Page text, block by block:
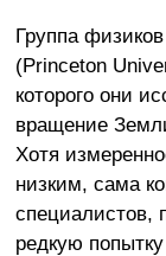
Группа
(Princeton
которого они
вращение
Хотя
низким, сама
специалистов,
редкую